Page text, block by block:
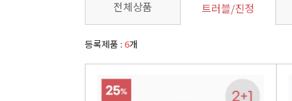
전체상품 트러블/진정
등록제품 : 6개